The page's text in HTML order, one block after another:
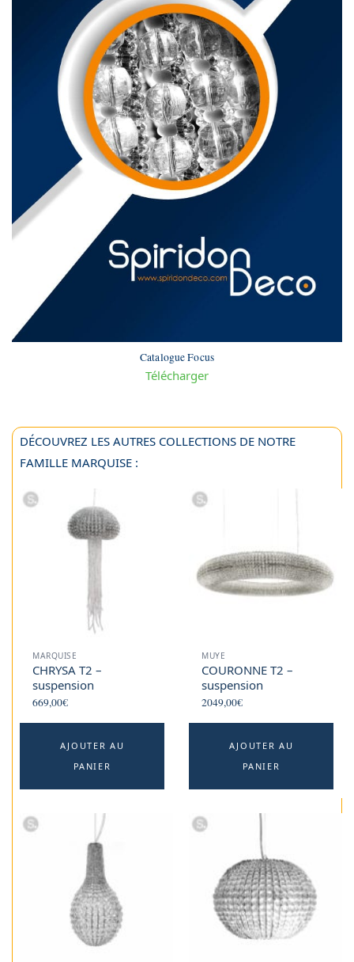
Catalogue Focus
Télécharger
DÉCOUVREZ LES AUTRES COLLECTIONS DE NOTRE
FAMILLE MARQUISE :
MARQUISE
CHRYSA T2 –
suspension
669,00€
AJOUTER AU
PANIER
MUYE
COURONNE T2 –
suspension
2049,00€
AJOUTER AU
PANIER